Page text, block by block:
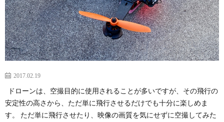
2017.02.19
ドローンは、空撮目的に使用されることが多いですが、その飛行の
安定性の高さから、ただ単に飛行させるだけでも十分に楽しめま
す。 ただ単に飛行させたり、映像の画質を気にせずに空撮してみた